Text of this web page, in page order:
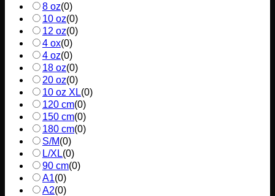
8 oz(0)
10 oz(0)
12 oz(0)
4 ox(0)
4 oz(0)
18 oz(0)
20 oz(0)
10 oz XL(0)
120 cm(0)
150 cm(0)
180 cm(0)
S/M(0)
L/XL(0)
90 cm(0)
A1(0)
A2(0)